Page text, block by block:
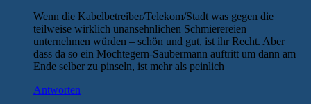
Wenn die Kabelbetreiber/Telekom/Stadt was gegen die
teilweise wirklich unansehnlichen Schmierereien
unternehmen würden – schön und gut, ist ihr Recht. Aber
dass da so ein Möchtegern-Saubermann auftritt um dann am
Ende selber zu pinseln, ist mehr als peinlich
Antworten